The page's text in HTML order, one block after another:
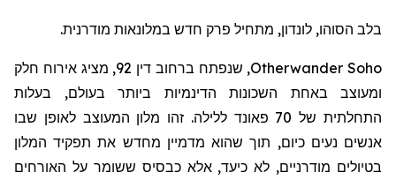
בלב הסוהו, לונדון, מתחיל פרק חדש במלונאות מודרנית.
Otherwander Soho
, שנפתח ברחוב דין 92, מציג אירוח חלק
ומעוצב באחת השכונות הדינמיות ביותר בעולם, בעלות
התחלתית של 70 פאונד ללילה. זהו מלון המעוצב לאופן שבו
אנשים נעים כיום, תוך שהוא מדמיין מחדש את תפקיד המלון
בטיולים מודרניים, לא כיעד, אלא כבסיס ששומר על האורחים